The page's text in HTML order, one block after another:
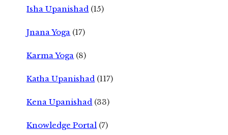
Isha Upanishad (15)
Jnana Yoga (17)
Karma Yoga (8)
Katha Upanishad (117)
Kena Upanishad (33)
Knowledge Portal (7)